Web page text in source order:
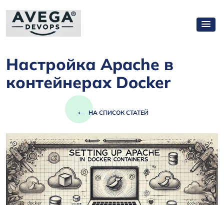
Настройка Apache в
контейнерах Docker
← НА СПИСОК СТАТЕЙ